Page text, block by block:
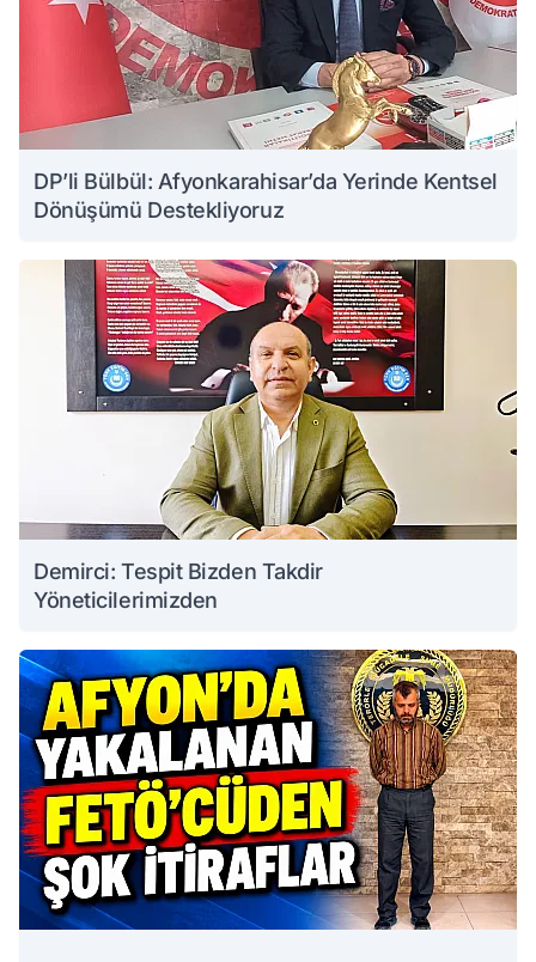
DP’li Bülbül: Afyonkarahisar’da Yerinde Kentsel
Dönüşümü Destekliyoruz
Demirci: Tespit Bizden Takdir
Yöneticilerimizden